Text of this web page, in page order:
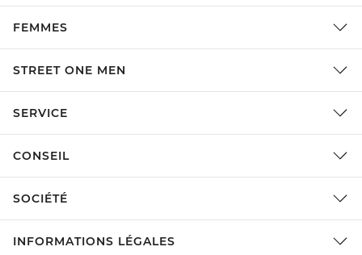
FEMMES
STREET ONE MEN
SERVICE
CONSEIL
SOCIÉTÉ
INFORMATIONS LÉGALES